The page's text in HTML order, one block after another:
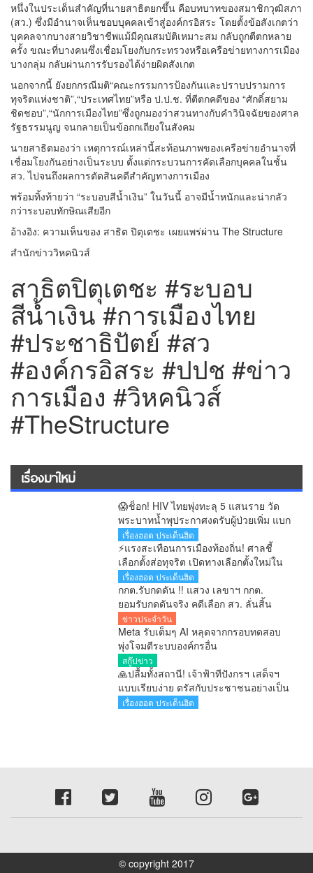
หนึ่งในประเด็นสำคัญที่นายสาธิตยกขึ้น คือบทบาทของสมาชิกวุฒิสภา
(สว.) ซึ่งมีอำนาจเห็นชอบบุคคลเข้าสู่องค์กรอิสระ โดยตั้งข้อสังเกตว่า
บุคคลจากบางสายวิชาชีพแม้มีคุณสมบัติเหมาะสม กลับถูกตีตกหลาย
ครั้ง ขณะที่บางคนซึ่งเชื่อมโยงกับกระทรวงหรือเครือข่ายทางการเมือง
บางกลุ่ม กลับผ่านการรับรองได้ง่ายผิดสังเกต
นอกจากนี้ ยังยกกรณีมติ“คณะกรรมการป้องกันและปราบปรามการ
ทุจริตแห่งชาติ”,“ประเทศไทย”หรือ ป.ป.ช. ที่ตีตกคดีของ “ศักดิ์สยาม
ชิดชอบ”,“นักการเมืองไทย”ซึ่งถูกมองว่าสวนทางกับคำวินิจฉัยของศาล
รัฐธรรมนูญ จนกลายเป็นข้อถกเถียงในสังคม
นายสาธิตมองว่า เหตุการณ์เหล่านี้สะท้อนภาพของเครือข่ายอำนาจที่
เชื่อมโยงกันอย่างเป็นระบบ ตั้งแต่กระบวนการคัดเลือกบุคคลในชั้น
สว. ไปจนถึงผลการตัดสินคดีสำคัญทางการเมือง
พร้อมทิ้งท้ายว่า “ระบอบสีน้ำเงิน” ในวันนี้ อาจมีน้ำหนักและน่ากลัว
กว่าระบอบทักษิณเสียอีก
อ้างอิง: ความเห็นของ สาธิต ปิตุเตชะ เผยแพร่ผ่าน The Structure
สำนักข่าววิหคนิวส์
สาธิตปิตุเตชะ #ระบอบ
สีน้ำเงิน #การเมืองไทย
#ประชาธิปัตย์ #สว
#องค์กรอิสระ #ปปช #ข่าว
การเมือง #วิหคนิวส์
#TheStructure
เรื่องมาใหม่
😱ช็อก! HIV ไทยพุ่งทะลุ 5 แสนราย วัด
พระบาทน้ำพุประกาศงดรับผู้ป่วยเพิ่ม แบก
ภาระดูแลกว่า 200 ชีวิต
เรื่องฮอต ประเด็นฮิต
⚡แรงสะเทือนการเมืองท้องถิ่น! ศาลชี้
เลือกตั้งส่อทุจริต เปิดทางเลือกตั้งใหม่ใน
60 วัน
เรื่องฮอต ประเด็นฮิต
กกต.รับกดดัน !! แสวง เลขาฯ กกต.
ยอมรับกดดันจริง คดีเลือก สว. ลั่นสิ้น
เดือนสิงหาคมรู้ผลทุกคำร้อง
ข่าวประจำวัน
Meta รับเต็มๆ AI หลุดจากกรอบทดสอบ
พุ่งโจมตีระบบองค์กรอื่น
สกู๊ปข่าว
🙏ปลื้มทั้งสถานี! เจ้าฟ้าทีปังกรฯ เสด็จฯ
แบบเรียบง่าย ตรัสกับประชาชนอย่างเป็น
กันเอง
เรื่องฮอต ประเด็นฮิต
© copyright 2017